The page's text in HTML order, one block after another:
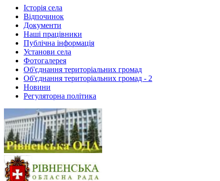
Історія села
Відпочинок
Документи
Наші працівники
Публічна інформація
Установи села
Фотогалерея
Об'єднання територіальних громад
Об'єднання територіальних громад - 2
Новини
Регуляторна політика